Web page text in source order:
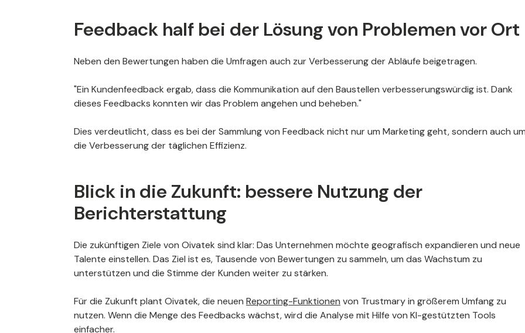
Feedback half bei der Lösung von Problemen vor Ort
Neben den Bewertungen haben die Umfragen auch zur Verbesserung der Abläufe beigetragen.
"Ein Kundenfeedback ergab, dass die Kommunikation auf den Baustellen verbesserungswürdig ist. Dank
dieses Feedbacks konnten wir das Problem angehen und beheben."
Dies verdeutlicht, dass es bei der Sammlung von Feedback nicht nur um Marketing geht, sondern auch
die Verbesserung der täglichen Effizienz.
Blick in die Zukunft: bessere Nutzung der
Berichterstattung
Die zukünftigen Ziele von Oivatek sind klar: Das Unternehmen möchte geografisch expandieren und neue
Talente einstellen. Das Ziel ist es, Tausende von Bewertungen zu sammeln, um das Wachstum zu
unterstützen und die Stimme der Kunden weiter zu stärken.
Für die Zukunft plant Oivatek, die neuen Reporting-Funktionen von Trustmary in größerem Umfang zu
nutzen. Wenn die Menge des Feedbacks wächst, wird die Analyse mit Hilfe von KI-gestützten Tools
einfacher.